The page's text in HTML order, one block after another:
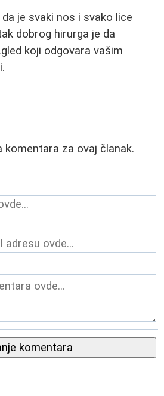
je svaki nos i svako lice
dobrog hirurga je da
koji odgovara vašim
komentara za ovaj članak.
komentara